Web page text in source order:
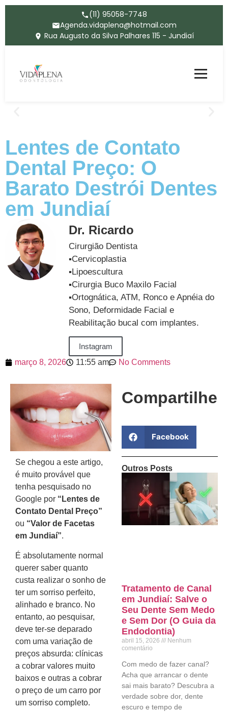
(11) 95058-7748
Agenda.vidaplena@hotmail.com
Rua Augusto da Silva Palhares 115 - Jundiaí
Lentes de Contato
Dental Preço: O
Barato Destrói Dentes
em Jundiaí
Dr. Ricardo
Cirurgião Dentista
▪️Cervicoplastia
▪️Lipoescultura
▪️Cirurgia Buco Maxilo Facial
▪️Ortognática, ATM, Ronco e Apnéia do
Sono, Deformidade Facial e
Reabilitação bucal com implantes.
Instagram
março 8, 2026
11:55 am No Comments
Se chegou a este artigo,
é muito provável que
tenha pesquisado no
Google por “Lentes de
Contato Dental Preço”
ou “Valor de Facetas
em Jundiaí”.
É absolutamente normal
querer saber quanto
custa realizar o sonho de
ter um sorriso perfeito,
alinhado e branco. No
entanto, ao pesquisar,
deve ter-se deparado
com uma variação de
preços absurda: clínicas
a cobrar valores muito
baixos e outras a cobrar
o preço de um carro por
um sorriso completo.
Compartilhe
Facebook
Outros Posts
Tratamento de Canal
em Jundiaí: Salve o
Seu Dente Sem Medo
e Sem Dor (O Guia da
Endodontia)
abril 15, 2026
Nenhum
comentário
Com medo de fazer canal?
Acha que arrancar o dente
sai mais barato? Descubra a
verdade sobre dor, dente
escuro e tempo de